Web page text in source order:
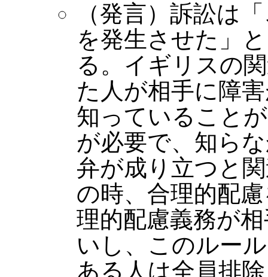
（発言）訴訟は
を発生させた」
る。イギリスの
た人が相手に障
知っていること
が必要で、知ら
弁が成り立つと
の時、合理的配
理的配慮義務が
いし、このルー
ある人は全員排